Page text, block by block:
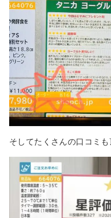
そしてたくさんの口コミ